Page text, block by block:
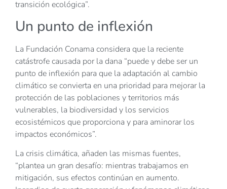
transición ecológica”.
Un punto de inflexión
La Fundación Conama considera que la reciente
catástrofe causada por la dana “puede y debe ser un
punto de inflexión para que la adaptación al cambio
climático se convierta en una prioridad para mejorar la
protección de las poblaciones y territorios más
vulnerables, la biodiversidad y los servicios
ecosistémicos que proporciona y para aminorar los
impactos económicos”.
La crisis climática, añaden las mismas fuentes,
“plantea un gran desafío: mientras trabajamos en
mitigación, sus efectos continúan en aumento.